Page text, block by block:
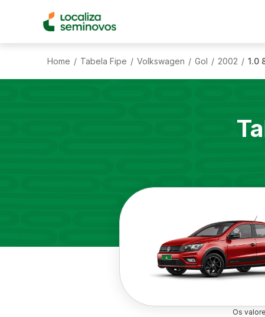
Home / Tabela Fipe / Volkswagen / Gol / 2002 / 1.0
Os